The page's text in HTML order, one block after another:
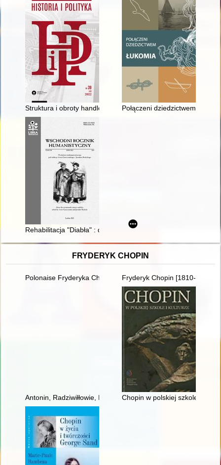
Struktura i obroty handlowe między RFN a ZSRR w latach
Połączeni dziedzictwem
Rehabilitacja "Diabła" : dramat Adolfa Nowaczyńskiego pt.
FRYDERYK CHOPIN
Polonaise Fryderyka Chopina. Zagadka inicjalnej figury
Fryderyk Chopin [1810-1849].
Antonin, Radziwiłłowie, Fryderyk Chopin [1810-1849]
Chopin w polskiej szkole i